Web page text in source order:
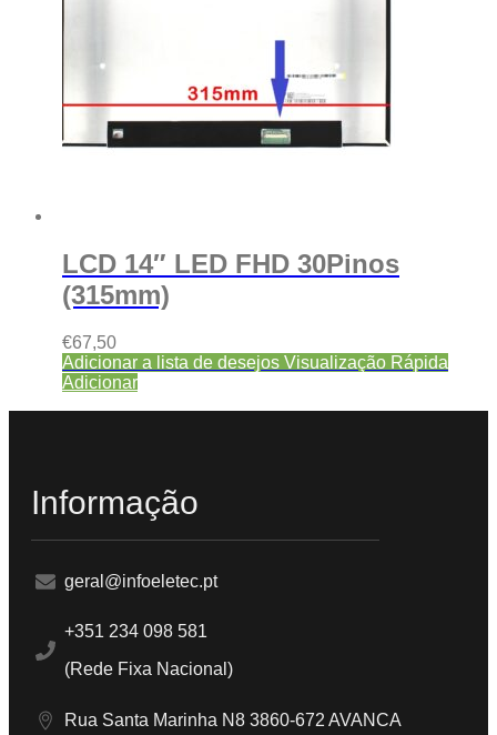
LCD 14″ LED FHD 30Pinos
(315mm)
€67,50
Adicionar a lista de desejos Visualização Rápida
Adicionar
Informação
geral@infoeletec.pt
+351 234 098 581
(Rede Fixa Nacional)
Rua Santa Marinha N8 3860-672 AVANCA